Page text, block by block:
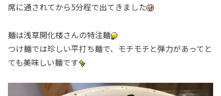
席に通されてから5分程で出てきました
麺は浅草開化楼さんの特注麺
つけ麺では珍しい平打ち麺で、モチモチと弾力があってと
ても美味しい麺です